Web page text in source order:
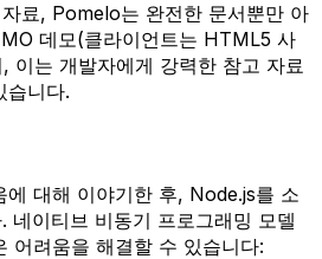
료, Pomelo는 완전한 문서뿐만 아
데모(클라이언트는 HTML5 사
이는 개발자에게 강력한 참고 자료
습니다.
에 대해 이야기한 후, Node.js를 소
네이티브 비동기 프로그래밍 모델
어려움을 해결할 수 있습니다: